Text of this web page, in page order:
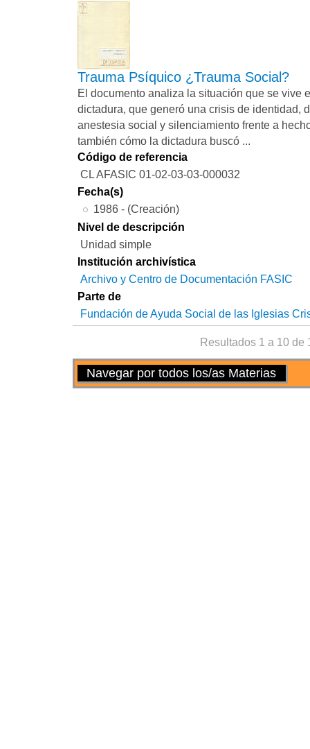
Trauma Psíquico ¿Trauma Social?
El documento analiza la situación que se vive
dictadura, que generó una crisis de identidad,
anestesia social y silenciamiento frente a
también cómo la dictadura buscó ...
Código de referencia
CL AFASIC 01-02-03-03-000032
Fecha(s)
1986 - (Creación)
Nivel de descripción
Unidad simple
Institución archivística
Archivo y Centro de Documentación FASIC
Parte de
Fundación de Ayuda Social de las Iglesias
Resultados 1 a 10 de
Acciones
Navegar por todos los/as Materias